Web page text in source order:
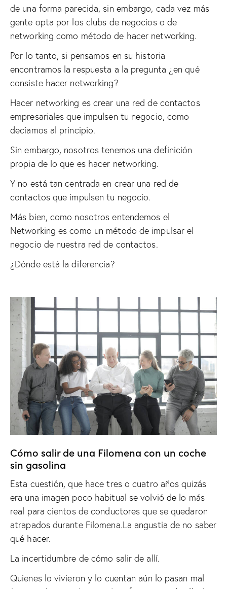
de una forma parecida, sin embargo, cada vez más
gente opta por los clubs de negocios o de
networking como método de hacer networking.
Por lo tanto, si pensamos en su historia
encontramos la respuesta a la pregunta ¿en qué
consiste hacer networking?
Hacer networking es crear una red de contactos
empresariales que impulsen tu negocio, como
decíamos al principio.
Sin embargo, nosotros tenemos una definición
propia de lo que es hacer networking.
Y no está tan centrada en crear una red de
contactos que impulsen tu negocio.
Más bien, como nosotros entendemos el
Networking es como un método de impulsar el
negocio de nuestra red de contactos.
¿Dónde está la diferencia?
Cómo salir de una Filomena con un coche
sin gasolina
Esta cuestión, que hace tres o cuatro años quizás
era una imagen poco habitual se volvió de lo más
real para cientos de conductores que se quedaron
atrapados durante Filomena.La angustia de no saber
qué hacer.
La incertidumbre de cómo salir de allí.
Quienes lo vivieron y lo cuentan aún lo pasan mal